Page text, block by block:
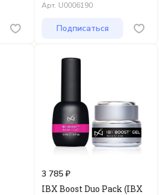
Арт. U0006190
Подписаться
3 785 ₽
IBX Boost Duo Pack (IBX